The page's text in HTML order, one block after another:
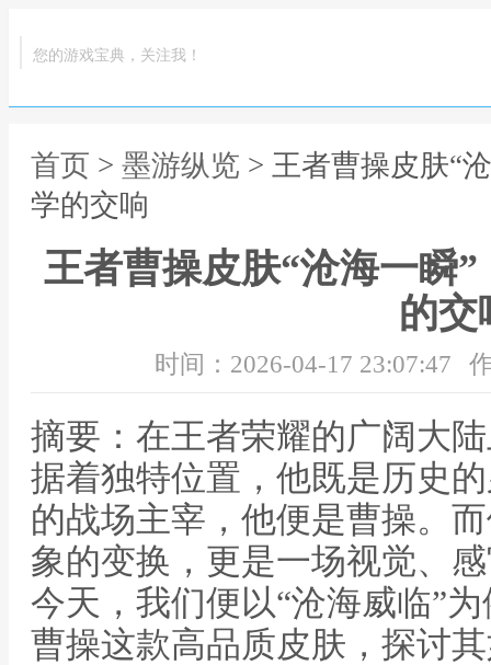
您的游戏宝典，关注我！
首页 > 墨游纵览 > 王者曹操皮肤“
学的交响
王者曹操皮肤“沧海一瞬
的交
时间：2026-04-17 23:07:47
摘要：在王者荣耀的广阔大
据着独特位置，他既是历史
的战场主宰，他便是曹操。
象的变换，更是一场视觉、
今天，我们便以“沧海威临”
曹操这款高品质皮肤，探讨